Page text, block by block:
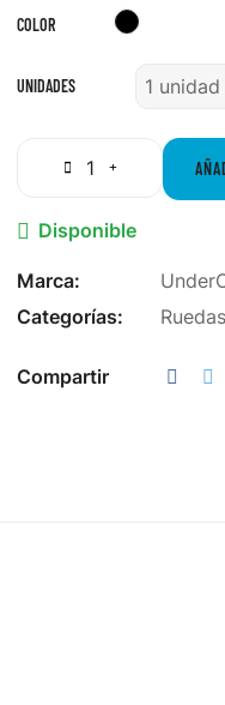
COLOR Negro
UNIDADES
 Disponible
Marca:
Categorías:
Ruedas
Compartir